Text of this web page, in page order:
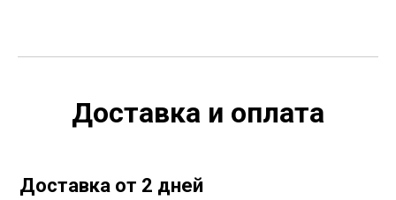
Доставка и оплата
Доставка от 2 дней